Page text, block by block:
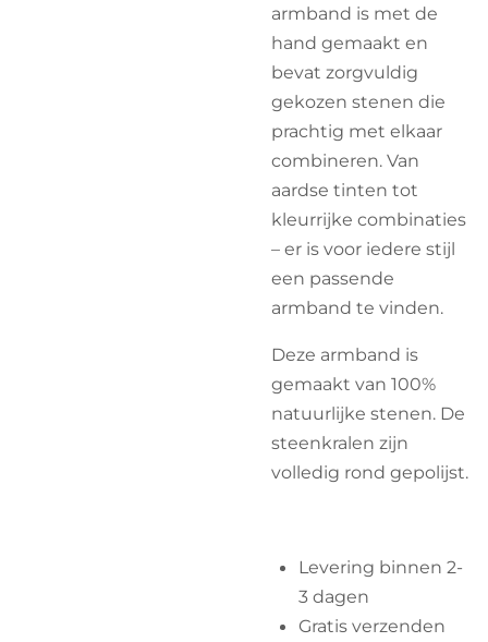
armband is met de
hand gemaakt en
bevat zorgvuldig
gekozen stenen die
prachtig met elkaar
combineren. Van
aardse tinten tot
kleurrijke combinaties
– er is voor iedere stijl
een passende
armband te vinden.
Deze armband is
gemaakt van 100%
natuurlijke stenen. De
steenkralen zijn
volledig rond gepolijst.
Levering binnen 2-
3 dagen
Gratis verzenden